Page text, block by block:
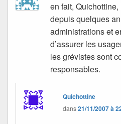
en fait,
depuis quelques
administrations et
d’assurer les
les grévistes sont
responsables.
Quichottine
dans21/11/2007 à